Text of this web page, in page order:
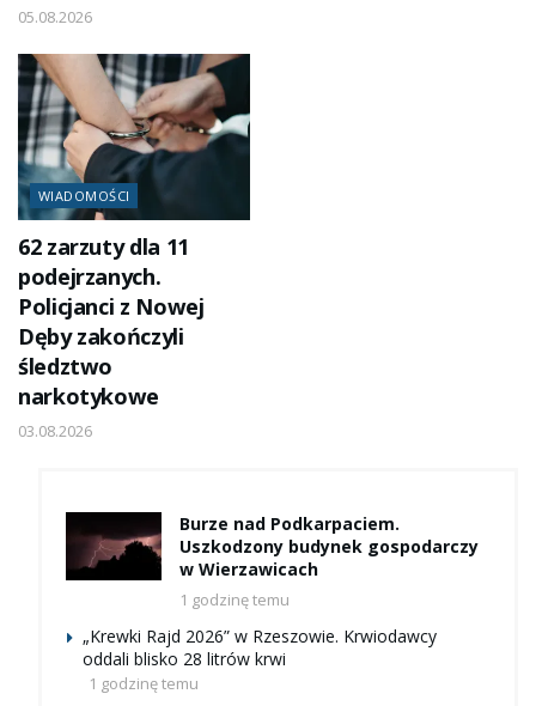
05.08.2026
WIADOMOŚCI
62 zarzuty dla 11
podejrzanych.
Policjanci z Nowej
Dęby zakończyli
śledztwo
narkotykowe
03.08.2026
Burze nad Podkarpaciem.
Uszkodzony budynek gospodarczy
w Wierzawicach
1 godzinę temu
„Krewki Rajd 2026” w Rzeszowie. Krwiodawcy
oddali blisko 28 litrów krwi
1 godzinę temu